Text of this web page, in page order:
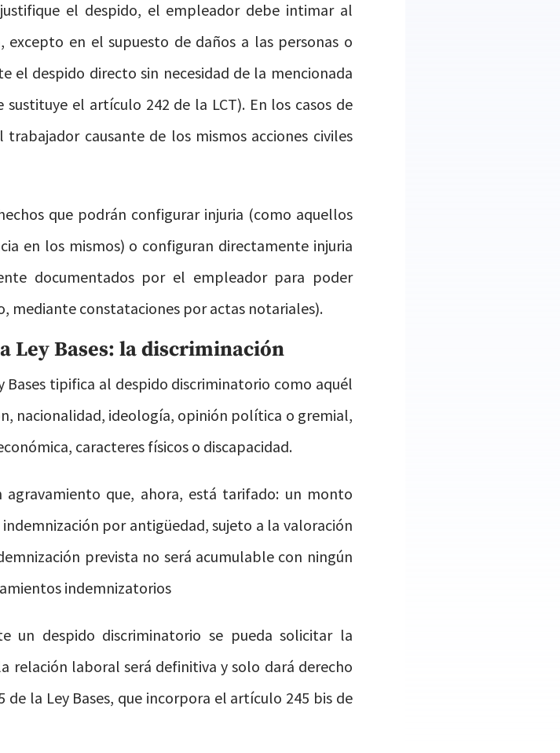
el despido, el empleador debe intimar al
en el supuesto de daños a las personas o
el despido directo sin necesidad de la mencionada
el artículo 242 de la LCT). En los casos de
causante de los mismos acciones civiles
que podrán configurar injuria (como aquellos
en los mismos) o configuran directamente injuria
documentados por el empleador para poder
mediante constataciones por actas notariales).
Ley Bases: la discriminación
tipifica al despido discriminatorio como aquél
nacionalidad, ideología, opinión política o gremial,
caracteres físicos o discapacidad.
que, ahora, está tarifado: un monto
por antigüedad, sujeto a la valoración
prevista no será acumulable con ningún
indemnizatorios
un despido discriminatorio se pueda solicitar la
relación laboral será definitiva y solo dará derecho
la Ley Bases, que incorpora el artículo 245 bis de